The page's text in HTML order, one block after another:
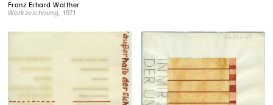
Franz Erhard Walther
Werkzeichnung , 1971